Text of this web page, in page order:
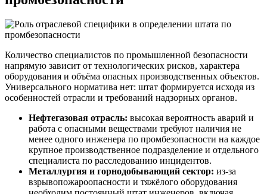
Количество специалистов по промышленной безопасности
напрямую зависит от технологических рисков, характера
оборудования и объёма опасных производственных объектов.
Универсального норматива нет: штат формируется исходя из
особенностей отрасли и требований надзорных органов.
Нефтегазовая отрасль: высокая вероятность аварий и
работа с опасными веществами требуют наличия не
менее одного инженера по промбезопасности на каждое
крупное производственное подразделение и отдельного
специалиста по расследованию инцидентов.
Металлургия и горнодобывающий сектор: из-за
взрывопожароопасности и тяжёлого оборудования